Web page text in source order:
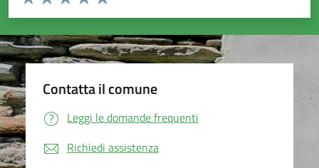
Valuta 5 stelle su 5
Valuta 4 stelle su 5
Valuta 3 stelle su 5
Valuta 2 stelle su 5
Valuta 1 stelle su 5
Contatta il comune
Leggi le domande frequenti
Richiedi assistenza